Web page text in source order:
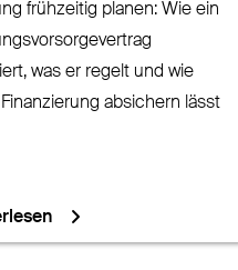
frühzeitig planen: Wie ein
was er regelt und wie
absichern lässt